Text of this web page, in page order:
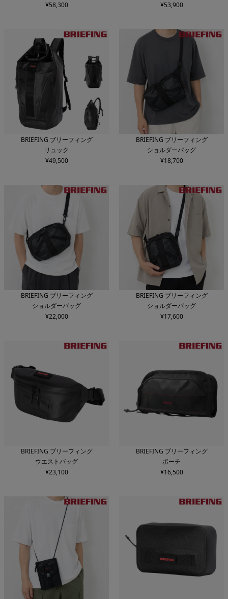
¥58,300
¥53,900
BRIEFING ブリーフィング
リュック
¥49,500
BRIEFING ブリーフィング
ショルダーバッグ
¥18,700
BRIEFING ブリーフィング
ショルダーバッグ
¥22,000
BRIEFING ブリーフィング
ショルダーバッグ
¥17,600
BRIEFING ブリーフィング
ウエストバッグ
¥23,100
BRIEFING ブリーフィング
ポーチ
¥16,500